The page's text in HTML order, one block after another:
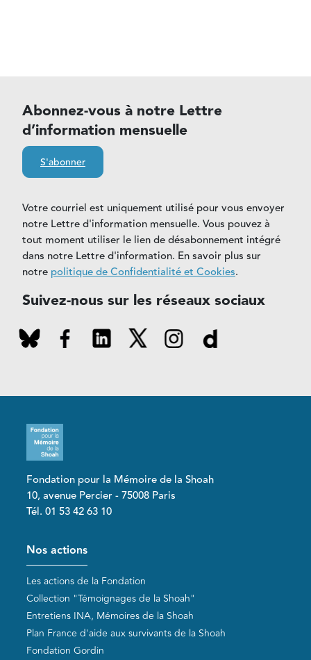
Abonnez-vous à notre Lettre
d’information mensuelle
S'abonner
Votre courriel est uniquement utilisé pour vous envoyer
notre Lettre d'information mensuelle. Vous pouvez à
tout moment utiliser le lien de désabonnement intégré
dans notre Lettre d'information. En savoir plus sur
notre politique de Confidentialité et Cookies.
Suivez-nous sur les réseaux sociaux
Fondation pour la Mémoire de la Shoah
10, avenue Percier - 75008 Paris
Tél. 01 53 42 63 10
Pied de page
Nos actions
Les actions de la Fondation
Collection "Témoignages de la Shoah"
Entretiens INA, Mémoires de la Shoah
Plan France d'aide aux survivants de la Shoah
Fondation Gordin